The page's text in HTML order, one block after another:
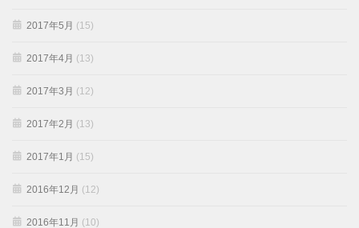
2017年5月 (15)
2017年4月 (13)
2017年3月 (12)
2017年2月 (13)
2017年1月 (15)
2016年12月 (12)
2016年11月 (10)